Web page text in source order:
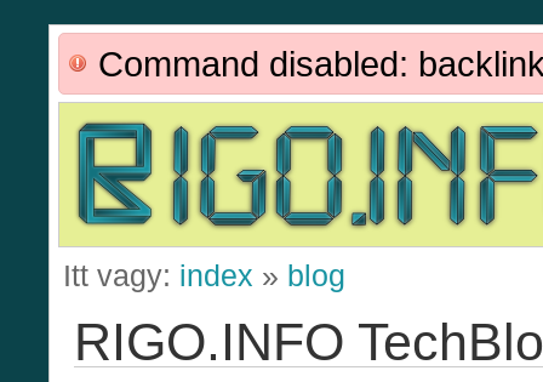
Command disabled:
Itt vagy: index » blog
RIGO.INFO